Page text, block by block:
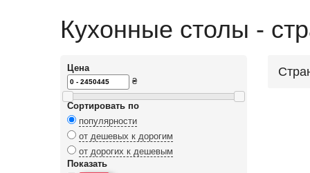
Кухонные столы -
Цена
₴
Сортировать по
популярности
от дешевых к дорогим
от дорогих к дешевым
Показать